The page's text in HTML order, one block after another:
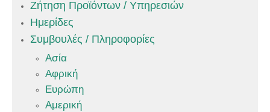
Ζήτηση Προϊόντων / Υπηρεσιών
Ημερίδες
Συμβουλές / Πληροφορίες
Ασία
Αφρική
Ευρώπη
Αμερική